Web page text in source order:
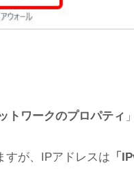
トワークのプロパティ
すが、IPアドレスは 「